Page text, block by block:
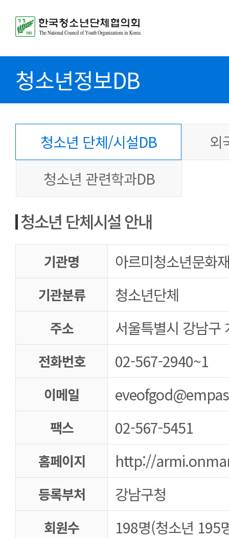
청소년정보DB
청소년 단체/시설DB
외
청소년 관련학과DB
청소년 단체시설 안내
기관명 아르미청소년문화
기관분류 청소년단체
주소 서울특별시 강남구
전화번호 02-567-2940~1
이메일
팩스 02-567-5451
홈페이지 http://
등록부처 강남구청
회원수 198명(청소년 195